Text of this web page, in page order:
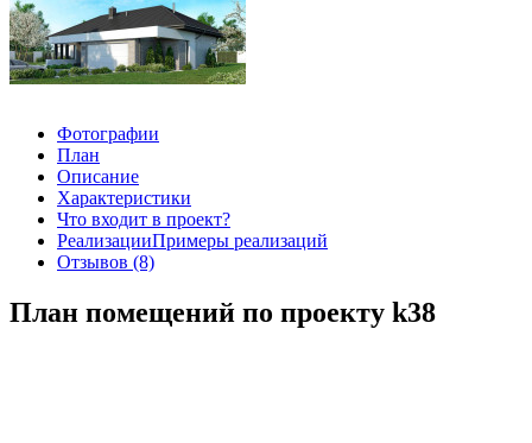
Фотографии
План
Описание
Характеристики
Что входит в проект?
РеализацииПримеры реализаций
Отзывов (8)
План помещений по проекту k38